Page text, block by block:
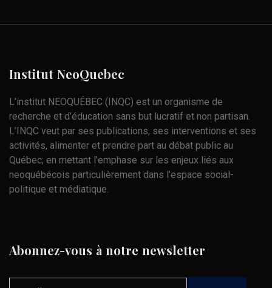
Institut NeoQuebec
L’institut NEOQUÉBEC (INQC) est un organisme de
recherche et d’éducation sans but lucratif et non partisan.
L’INQC veut par ses publications, ses interventions et ses
activités, alimenter et prendre part au débat public au
Québec; en mettant l’emphase sur les enjeux liés aux
neoquébécois particulièrement dans l’espace social-
politique et médiatique.
Abonnez-vous à notre newsletter